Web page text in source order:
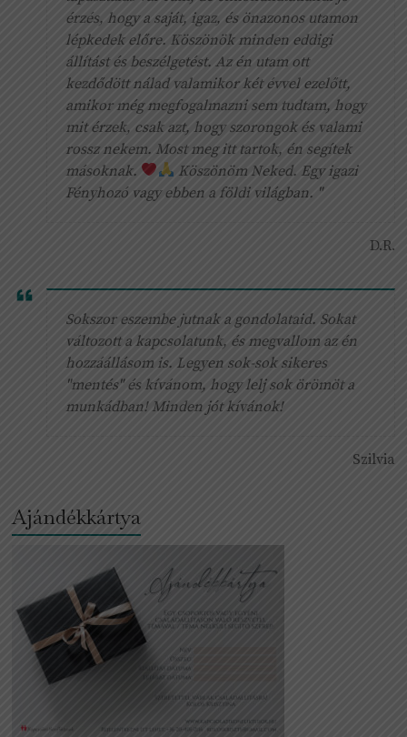
érzés, hogy a saját, igaz, és önazonos utamon
lépkedek előre. Köszönök minden eddigi
állítást és beszélgetést. Az én utam ott
kezdődött nálad valamikor két évvel ezelőtt,
amikor még megfogalmazni sem tudtam, hogy
mit érzek, csak azt, hogy szorongok és valami
rossz nekem. Most meg itt tartok, én segítek
másoknak.
Köszönöm Neked. Egy igazi
Fényhozó vagy ebben a földi világban. "
D.R.
Sokszor eszembe jutnak a gondolataid. Sokat
változott a kapcsolatunk, és megvallom az én
hozzáállásom is. Legyen sok-sok sikeres
"mentés" és kívánom, hogy lelj sok örömöt a
munkádban! Minden jót kívánok!
Szilvia
Ajándékkártya